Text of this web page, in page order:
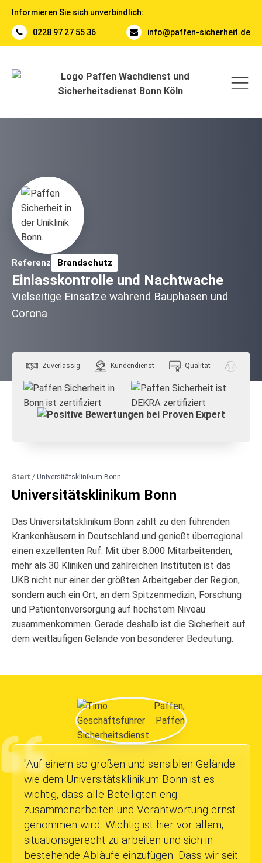
Informieren Sie sich unverbindlich:
0228 97 27 55 36 info@paffen-sicherheit.de
Referenz
Zugehörige Themen:
Brandschutz
Einlasskontrolle und Nachtwache
Vielseitige Einsätze während Bauphasen und
Corona
Zuverlässig Kundendienst Qualität
Start / Universitätsklinikum Bonn
Universitätsklinikum Bonn
Das Universitätsklinikum Bonn zählt zu den führenden
Krankenhäusern in Deutschland und genießt überregional
einen exzellenten Ruf. Mit über 8.000 Mitarbeitenden,
mehr als 30 Kliniken und zahlreichen Instituten ist das
UKB nicht nur einer der größten Arbeitgeber der Region,
sondern auch ein Ort, an dem Spitzenmedizin, Forschung
und Patientenversorgung auf höchstem Niveau
zusammenkommen. Gerade deshalb ist die Sicherheit auf
dem weitläufigen Gelände von besonderer Bedeutung.
"Auf einem so großen und sensiblen Gelände
wie dem Universitätsklinikum Bonn ist es
wichtig, dass alle Beteiligten eng
zusammenarbeiten und Verantwortung ernst
genommen wird. Wichtig ist hier vor allem,
situationsgerecht zu arbeiten und sich in
bestehende Abläufe einzufügen. Dass wir seit